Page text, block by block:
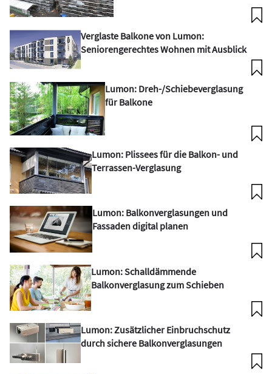
Verglaste Balkone von Lumon:
Seniorengerechtes Wohnen mit Ausblick
Lumon: Dreh-/Schiebeverglasung
für Balkone
Lumon: Plissees für die Balkon- und
Terrassen-Verglasung
Lumon: Balkonverglasungen und
Fassaden digital planen
Lumon: Schalldämmende
Balkonverglasung zum Schieben
Lumon: Zusätzlicher Einbruchschutz
durch sichere Balkonverglasungen